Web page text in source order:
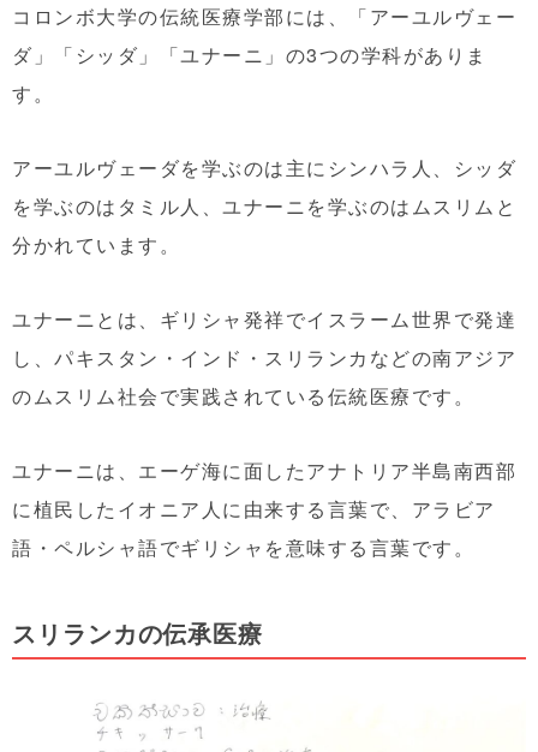
コロンボ大学の伝統医療学部には、「アーユルヴェー
ダ」「シッダ」「ユナーニ」の3つの学科がありま
す。
アーユルヴェーダを学ぶのは主にシンハラ人、シッダ
を学ぶのはタミル人、ユナーニを学ぶのはムスリムと
分かれています。
ユナーニとは、ギリシャ発祥でイスラーム世界で発達
し、パキスタン・インド・スリランカなどの南アジア
のムスリム社会で実践されている伝統医療です。
ユナーニは、エーゲ海に面したアナトリア半島南西部
に植民したイオニア人に由来する言葉で、アラビア
語・ペルシャ語でギリシャを意味する言葉です。
スリランカの伝承医療